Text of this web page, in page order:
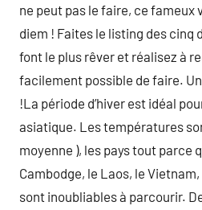
ne peut pas le faire, ce fameux
diem ! Faites le listing des cinq
font le plus rêver et réalisez à
facilement possible de faire.
!La période d’hiver est idéal
asiatique. Les températures
moyenne ), les pays tout parce
Cambodge, le Laos, le
sont inoubliables à parcourir.